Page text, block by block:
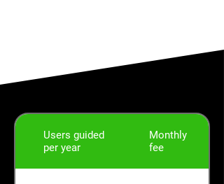
Users guided
per year
Monthly
fee